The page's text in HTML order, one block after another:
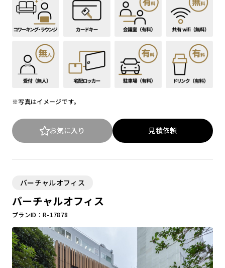
※写真はイメージです。
お気に入り 見積依頼
バーチャルオフィス
バーチャルオフィス
プランID：R-17878